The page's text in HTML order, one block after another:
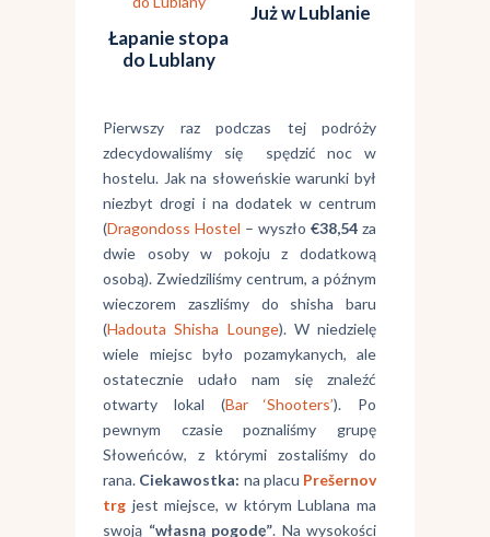
Łapanie stopa
do Lublany
Już w Lublanie
Pierwszy raz podczas tej podróży
zdecydowaliśmy się spędzić noc w
hostelu. Jak na słoweńskie warunki był
niezbyt drogi i na dodatek w centrum
(Dragondoss Hostel – wyszło €38,54 za
dwie osoby w pokoju z dodatkową
osobą). Zwiedziliśmy centrum, a późnym
wieczorem zaszliśmy do shisha baru
(Hadouta Shisha Lounge). W niedzielę
wiele miejsc było pozamykanych, ale
ostatecznie udało nam się znaleźć
otwarty lokal (Bar ‘Shooters’). Po
pewnym czasie poznaliśmy grupę
Słoweńców, z którymi zostaliśmy do
rana. Ciekawostka: na placu Prešernov
trg jest miejsce, w którym Lublana ma
swoją “własną pogodę”. Na wysokości